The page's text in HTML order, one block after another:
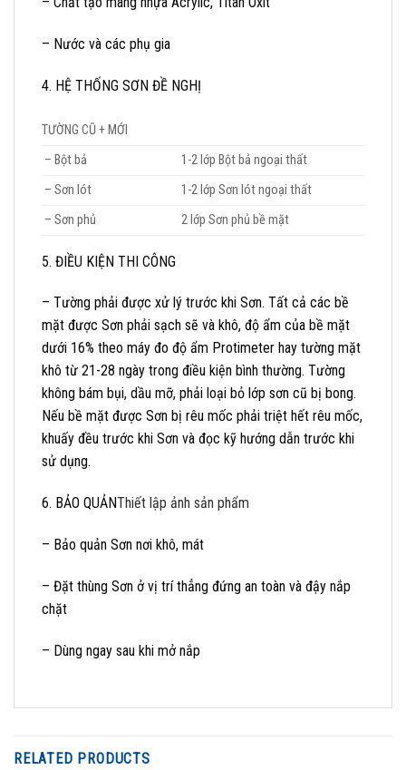
– Nước và các phụ gia
4. HỆ THỐNG SƠN ĐỀ NGHỊ
TƯỜNG CŨ + MỚI
– Bột bả
1-2 lớp Bột bả ngoại thất
– Sơn lót
1-2 lớp Sơn lót ngoại thất
– Sơn phủ
2 lớp Sơn phủ bề mặt
5. ĐIỀU KIỆN THI CÔNG
– Tường phải được xử lý trước khi Sơn. Tất cả các bề
mặt được Sơn phải sạch sẽ và khô, độ ẩm của bề mặt
dưới 16% theo máy đo độ ẩm Protimeter hay tường mặt
khô từ 21-28 ngày trong điều kiện bình thường. Tường
không bám bụi, dầu mỡ, phải loại bỏ lớp sơn cũ bị bong.
Nếu bề mặt được Sơn bị rêu mốc phải triệt hết rêu mốc,
khuấy đều trước khi Sơn và đọc kỹ hướng dẫn trước khi
sử dụng.
6. BẢO QUẢNThiết lập ảnh sản phẩm
– Bảo quản Sơn nơi khô, mát
– Đặt thùng Sơn ở vị trí thẳng đứng an toàn và đậy nắp
chặt
– Dùng ngay sau khi mở nắp
RELATED PRODUCTS